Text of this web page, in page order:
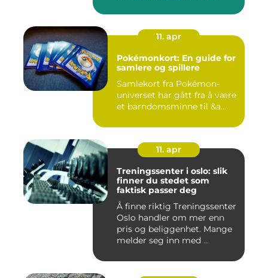
11. apr
Pokémonkort: En guide for
samlere og spillere
Samlekort fra Pokémon-
universet har gått fra å være
et barndomsminne til &a...
11. apr
Treningssenter i oslo: slik
finner du stedet som
faktisk passer deg
Å finne riktig Treningssenter
Oslo handler om mer enn
pris og beliggenhet. Mange
melder seg inn med ...